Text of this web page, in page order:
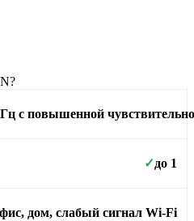
с повышенной
✓до 1
дом, слабый сигнал Wi-Fi